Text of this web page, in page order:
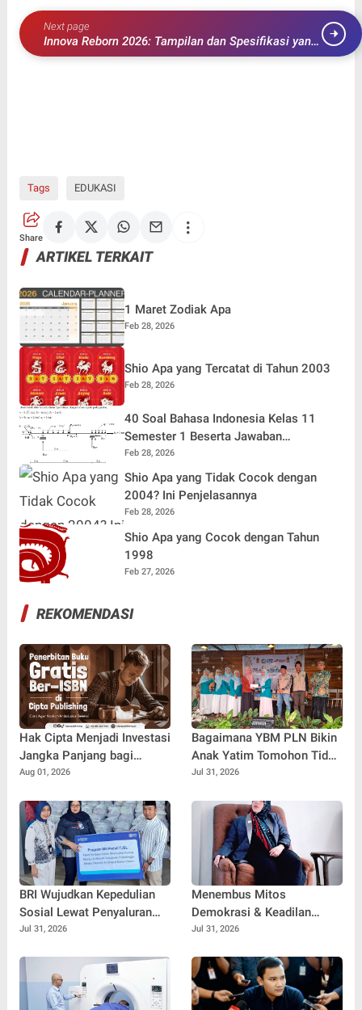
Next page
Innova Reborn 2026: Tampilan dan Spesifikasi yang
Menggemparkan
Tags EDUKASI
Share
ARTIKEL TERKAIT
1 Maret Zodiak Apa
Feb 28, 2026
Shio Apa yang Tercatat di Tahun 2003
Feb 28, 2026
40 Soal Bahasa Indonesia Kelas 11
Semester 1 Beserta Jawaban
Terlengkap
Feb 28, 2026
Shio Apa yang Tidak Cocok dengan
2004? Ini Penjelasannya
Feb 28, 2026
Shio Apa yang Cocok dengan Tahun
1998
Feb 27, 2026
REKOMENDASI
Hak Cipta Menjadi Investasi
Jangka Panjang bagi
Penulis Buku
Aug 01, 2026
Bagaimana YBM PLN Bikin
Anak Yatim Tomohon Tidak
Tertinggal di Tahun Ajaran
Jul 31, 2026
BRI Wujudkan Kepedulian
Sosial Lewat Penyaluran
Paket Sembako di
Jul 31, 2026
Menembus Mitos
Demokrasi & Keadilan
Sosial: Adv. Fara Fariha
Simpati Publik dan Aksi
Main Hakim Sendiri
Jul 31, 2026